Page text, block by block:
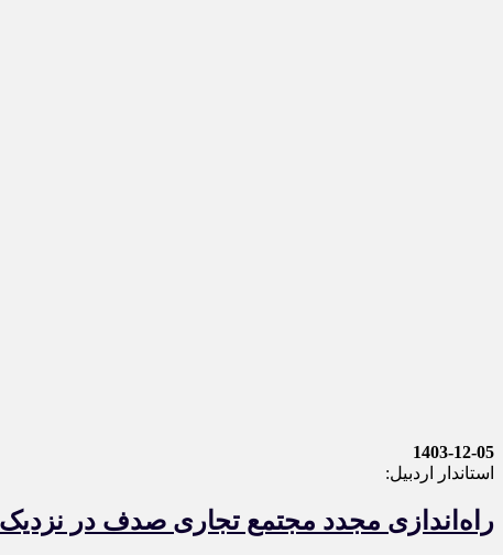
1403-12-05
استاندار اردبیل:
راه‌اندازی مجدد مجتمع تجاری صدف در